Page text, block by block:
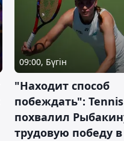
09:00, Бүгін
"Находит способ
побеждать":
похвалил
трудовую победу